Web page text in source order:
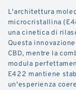
L'architettura
microcristallina
una cinetica di
Questa
CBD, mentre la
modula
E422 mantiene
un'esperienza